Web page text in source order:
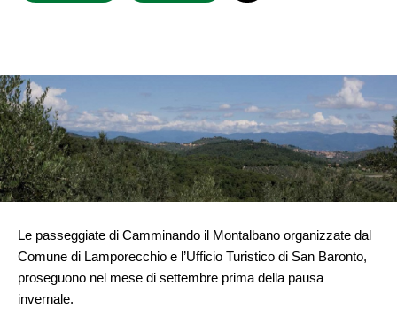
Le passeggiate di Camminando il Montalbano organizzate dal
Comune di Lamporecchio e l’Ufficio Turistico di San Baronto,
proseguono nel mese di settembre prima della pausa
invernale.